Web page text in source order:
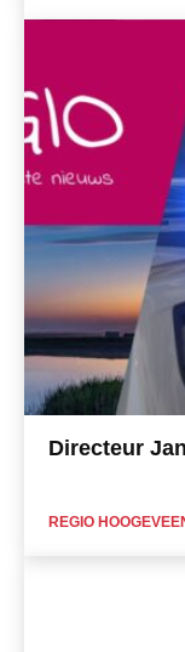
Directeur
REGIO